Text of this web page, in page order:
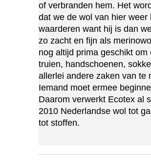
of verbranden hem. Het
dat we de wol van hier weer
waarderen want hij is dan
zo zacht en fijn als
nog altijd prima geschikt om
truien, handschoenen,
allerlei andere zaken van te
Iemand moet ermee
Daarom verwerkt Ecotex al
2010 Nederlandse wol tot
tot stoffen.